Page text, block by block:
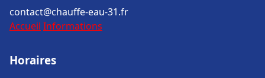
contact@chauffe-eau-31.fr
Accueil Informations
Horaires